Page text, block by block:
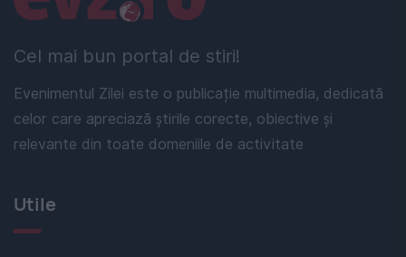
Cel mai bun portal de stiri!
Evenimentul Zilei este o publicație multimedia, dedicată
celor care apreciază știrile corecte, obiective și
relevante din toate domeniile de activitate
Utile